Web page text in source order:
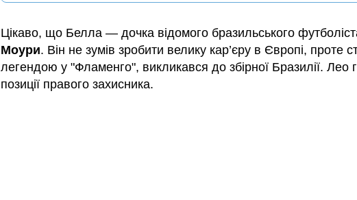
Цікаво, що Белла — дочка відомого бразильського
Моури. Він не зумів зробити велику кар’єру в Європі, проте
легендою у "Фламенго", викликався до збірної Бразилії. Лео
позиції правого захисника.